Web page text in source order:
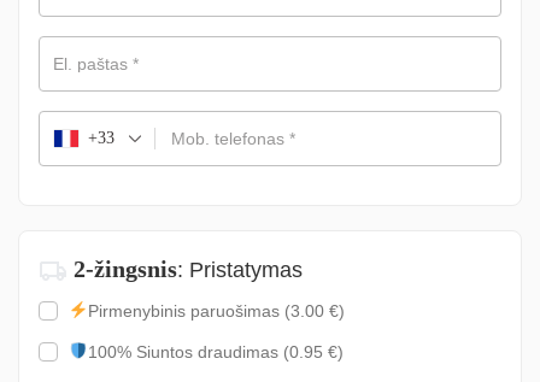
El. paštas *
Mob. telefonas *
+33
2-žingsnis: Pristatymas
Pirmenybinis paruošimas (3.00 €)
100% Siuntos draudimas (0.95 €)